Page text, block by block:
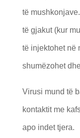
të
të gjakut (kur
të injektohet në
shumëzohet
Virusi mund të
kontaktit me
apo indet tjera.